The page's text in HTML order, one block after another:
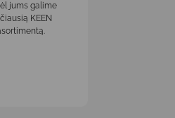
jums galime
KEEN